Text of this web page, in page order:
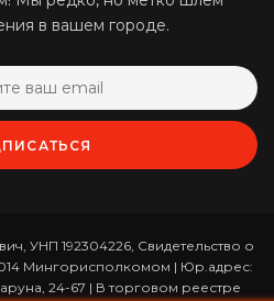
в вашем городе.
УНП 192304226, Свидетельство о
Мингорисполкомом | Юр.адрес:
24-67 | В торговом реестре